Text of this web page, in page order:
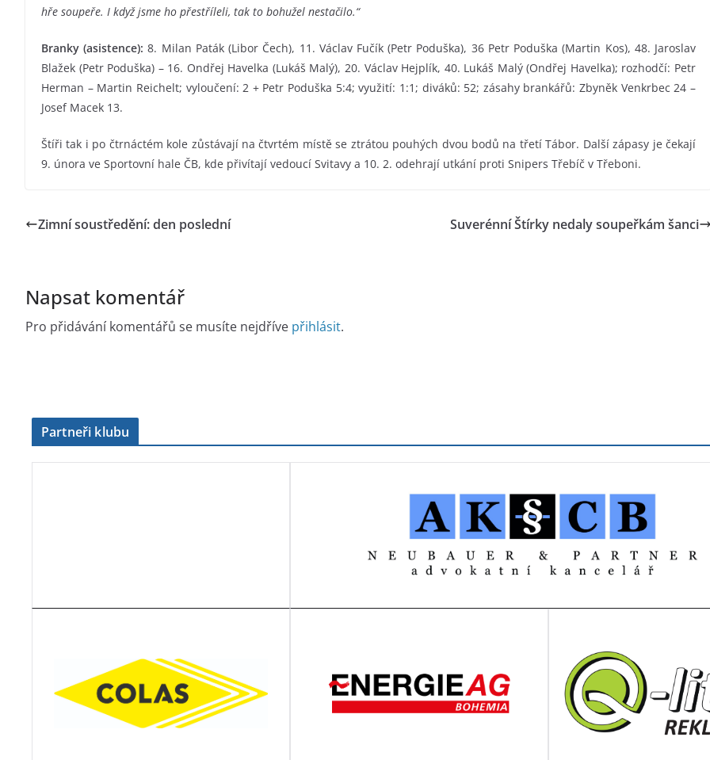
hře soupeře. I když jsme ho přestříleli, tak to bohužel nestačilo.“
Branky (asistence): 8. Milan Paták (Libor Čech), 11. Václav Fučík (Petr Poduška), 36 Petr Poduška (Martin Kos), 48. Jaroslav
Blažek (Petr Poduška) – 16. Ondřej Havelka (Lukáš Malý), 20. Václav Hejplík, 40. Lukáš Malý (Ondřej Havelka); rozhodčí: Petr
Herman – Martin Reichelt; vyloučení: 2 + Petr Poduška 5:4; využití: 1:1; diváků: 52; zásahy brankářů: Zbyněk Venkrbec 24 –
Josef Macek 13.
Štíři tak i po čtrnáctém kole zůstávají na čtvrtém místě se ztrátou pouhých dvou bodů na třetí Tábor. Další zápasy je čekají
9. února ve Sportovní hale ČB, kde přivítají vedoucí Svitavy a 10. 2. odehrají utkání proti Snipers Třebíč v Třeboni.
Zimní soustředění: den poslední Suverénní Štírky nedaly soupeřkám šanci
Napsat komentář
Pro přidávání komentářů se musíte nejdříve přihlásit.
Partneři klubu